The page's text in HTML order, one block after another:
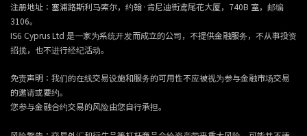
注册地址：塞浦路斯利马索尔，约翰·肯尼迪街鸢尾花大厦，740B 室，邮编
3106。
IS6 Cyprus Ltd 是一家为系统开发而成立的公司，不提供金融服务，不从事投资
招揽，也不进行经纪活动。
免责声明：我们的在线交易设施和服务的可用性不应被视为参与金融市场交易
的邀请或要约。
您参与金融合约交易的风险由您自行承担。